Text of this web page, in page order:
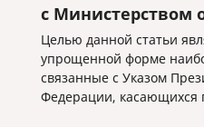
с Министерством
Целью данной статьи
упрощенной форме
связанные с Указом
Федерации, касающихся